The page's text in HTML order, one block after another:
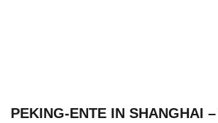
PEKING-ENTE IN SHANGHAI